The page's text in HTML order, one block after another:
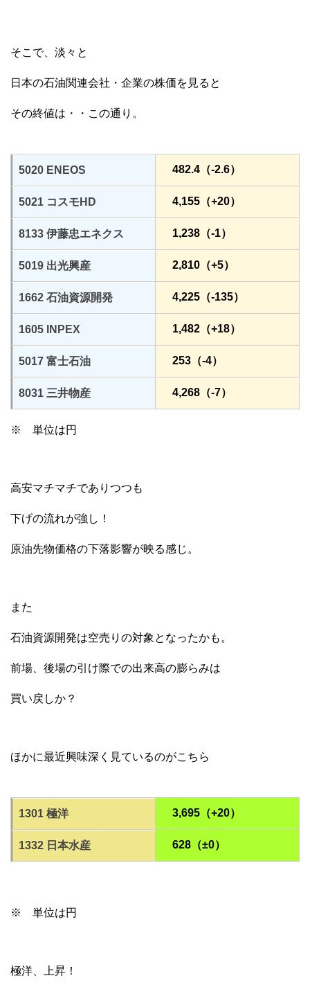
そこで、淡々と
日本の石油関連会社・企業の株価を見ると
その終値は・・この通り。
5020 ENEOS 482.4（-2.6）
5021 コスモHD 4,155（+20）
8133 伊藤忠エネクス 1,238（-1）
5019 出光興産 2,810（+5）
1662 石油資源開発 4,225（-135）
1605 INPEX 1,482（+18）
5017 富士石油 253（-4）
8031 三井物産 4,268（-7）
※ 単位は円
高安マチマチでありつつも
下げの流れが強し！
原油先物価格の下落影響が映る感じ。
また
石油資源開発は空売りの対象となったかも。
前場、後場の引け際での出来高の膨らみは
買い戻しか？
ほかに最近興味深く見ているのがこちら
1301 極洋 3,695（+20）
1332 日本水産 628（±0）
※ 単位は円
極洋、上昇！